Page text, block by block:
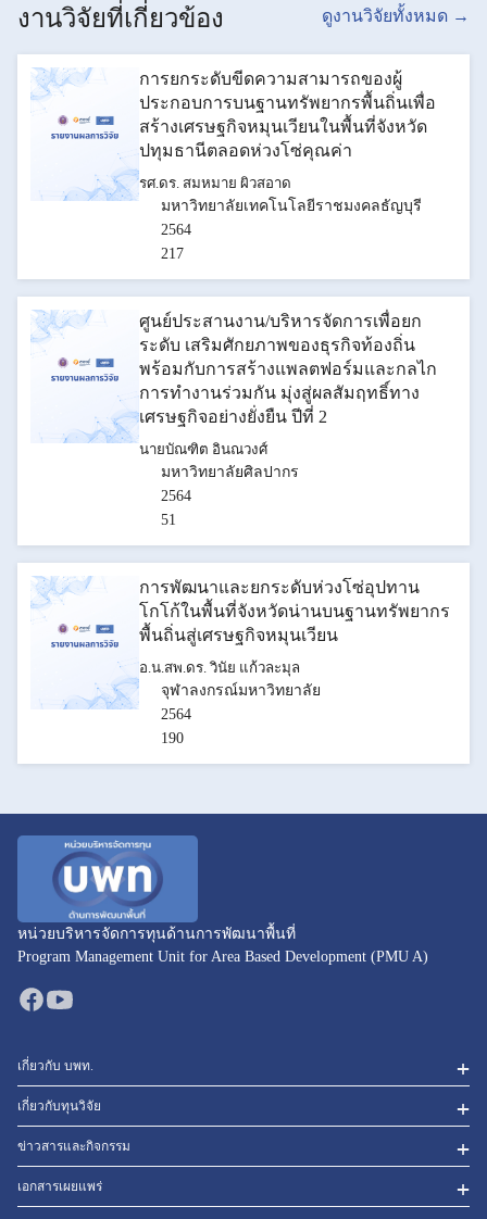
งานวิจัยที่เกี่ยวข้อง ดูงานวิจัยทั้งหมด →
การยกระดับขีดความสามารถของผู้
ประกอบการบนฐานทรัพยากรพื้นถิ่นเพื่อ
สร้างเศรษฐกิจหมุนเวียนในพื้นที่จังหวัด
ปทุมธานีตลอดห่วงโซ่คุณค่า
รศ.ดร. สมหมาย ผิวสอาด
มหาวิทยาลัยเทคโนโลยีราชมงคลธัญบุรี
2564
217
ศูนย์ประสานงาน/บริหารจัดการเพื่อยก
ระดับ เสริมศักยภาพของธุรกิจท้องถิ่น
พร้อมกับการสร้างแพลตฟอร์มและกลไก
การทำงานร่วมกัน มุ่งสู่ผลสัมฤทธิ์ทาง
เศรษฐกิจอย่างยั่งยืน ปีที่ 2
นายบัณฑิต อินณวงศ์
มหาวิทยาลัยศิลปากร
2564
51
การพัฒนาและยกระดับห่วงโซ่อุปทาน
โกโก้ในพื้นที่จังหวัดน่านบนฐานทรัพยากร
พื้นถิ่นสู่เศรษฐกิจหมุนเวียน
อ.น.สพ.ดร. วินัย แก้วละมุล
จุฬาลงกรณ์มหาวิทยาลัย
2564
190
หน่วยบริหารจัดการทุนด้านการพัฒนาพื้นที่
Program Management Unit for Area Based Development (PMU A)
เกี่ยวกับ บพท.
เกี่ยวกับทุนวิจัย
ข่าวสารและกิจกรรม
เอกสารเผยแพร่